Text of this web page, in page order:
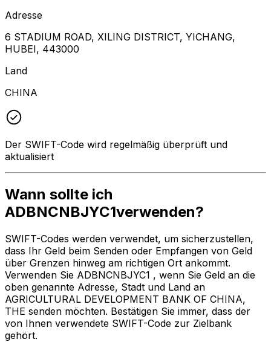
Adresse
6 STADIUM ROAD, XILING DISTRICT, YICHANG,
HUBEI, 443000
Land
CHINA
Der SWIFT-Code wird regelmäßig überprüft und
aktualisiert
Wann sollte ich
ADBNCNBJYC1verwenden?
SWIFT-Codes werden verwendet, um sicherzustellen,
dass Ihr Geld beim Senden oder Empfangen von Geld
über Grenzen hinweg am richtigen Ort ankommt.
Verwenden Sie ADBNCNBJYC1 , wenn Sie Geld an die
oben genannte Adresse, Stadt und Land an
AGRICULTURAL DEVELOPMENT BANK OF CHINA,
THE senden möchten. Bestätigen Sie immer, dass der
von Ihnen verwendete SWIFT-Code zur Zielbank
gehört.